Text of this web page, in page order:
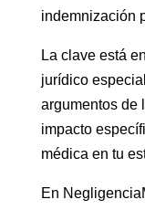
indemnización
La clave está
jurídico
argumentos de
impacto
médica en tu
En